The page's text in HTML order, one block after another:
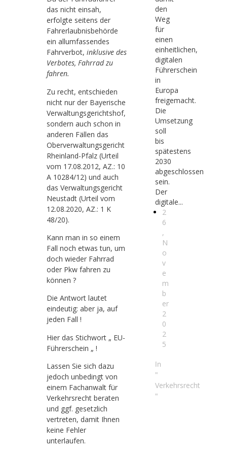
das nicht einsah,
erfolgte seitens der
Fahrerlaubnisbehörde
ein allumfassendes
Fahrverbot, inklusive des
Verbotes, Fahrrad zu
fahren.
Zu recht, entschieden
nicht nur der Bayerische
Verwaltungsgerichtshof,
sondern auch schon in
anderen Fällen das
Oberverwaltungsgericht
Rheinland-Pfalz (Urteil
vom 17.08.2012, AZ.: 10
A 10284/12) und auch
das Verwaltungsgericht
Neustadt (Urteil vom
12.08.2020, AZ.: 1 K
48/20).
Kann man in so einem
Fall noch etwas tun, um
doch wieder Fahrrad
oder Pkw fahren zu
können ?
Die Antwort lautet
eindeutig: aber ja, auf
jeden Fall !
Hier das Stichwort „ EU-
Führerschein „ !
Lassen Sie sich dazu
jedoch unbedingt von
einem Fachanwalt für
Verkehrsrecht beraten
und ggf. gesetzlich
vertreten, damit Ihnen
keine Fehler
unterlaufen.
den
Weg
für
einen
einheitlichen,
digitalen
Führerschein
in
Europa
freigemacht.
Die
Umsetzung
soll
bis
spätestens
2030
abgeschlossen
sein.
Der
digitale...
2
6
,
N
o
v
e
m
b
er
2
0
2
5
In
"
Verkehrsrecht
"